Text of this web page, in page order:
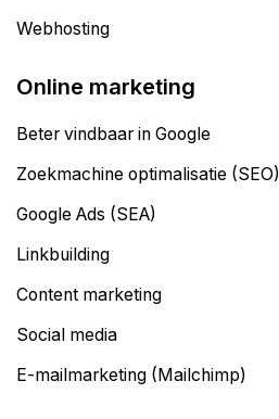
Webhosting
Online marketing
Beter vindbaar in Google
Zoekmachine optimalisatie (SEO)
Google Ads (SEA)
Linkbuilding
Content marketing
Social media
E-mailmarketing (Mailchimp)